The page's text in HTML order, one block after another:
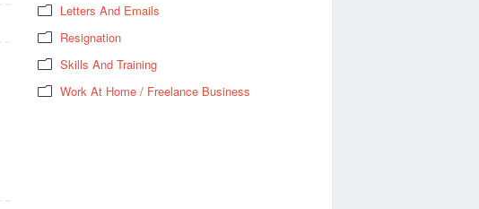
Letters And Emails
Resignation
Skills And Training
Work At Home / Freelance Business